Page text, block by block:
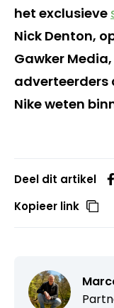
het exclusieve
Nick Denton,
Gawker
adverteerders
Nike weten
Deel dit artikel
Kopieer link